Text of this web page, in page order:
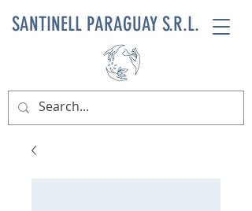
SANTINELL PARAGUAY S.R.L.